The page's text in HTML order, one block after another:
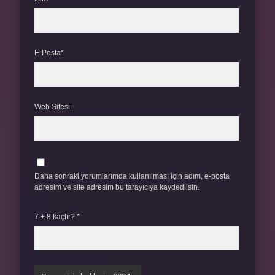
E-Posta*
Web Sitesi
Daha sonraki yorumlarımda kullanılması için adım, e-posta
adresim ve site adresim bu tarayıcıya kaydedilsin.
7 + 8 kaçtır? *